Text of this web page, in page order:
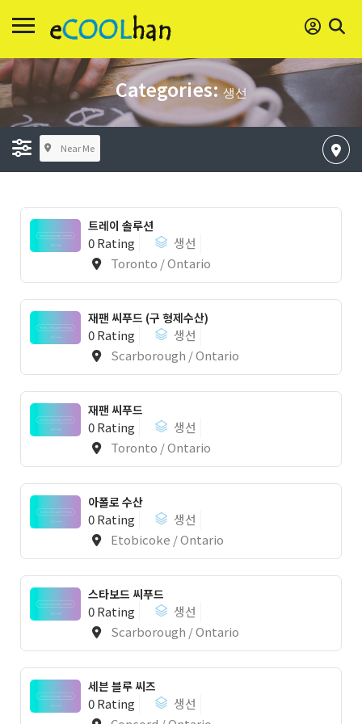
Categories:생선
Near Me
트레이 솔루션
0 Rating
생선
Toronto / Ontario
재팬 씨푸드 (구 형제수산)
0 Rating
생선
Scarborough / Ontario
재팬 씨푸드
0 Rating
생선
Toronto / Ontario
아폴로 수산
0 Rating
생선
Etobicoke / Ontario
스타보드 씨푸드
0 Rating
생선
Scarborough / Ontario
세븐 블루 씨즈
0 Rating
생선